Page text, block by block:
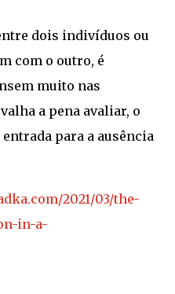
dois indivíduos ou
com o outro, é
muito nas
a pena avaliar, o
para a ausência
2021/03/the-
in-a-